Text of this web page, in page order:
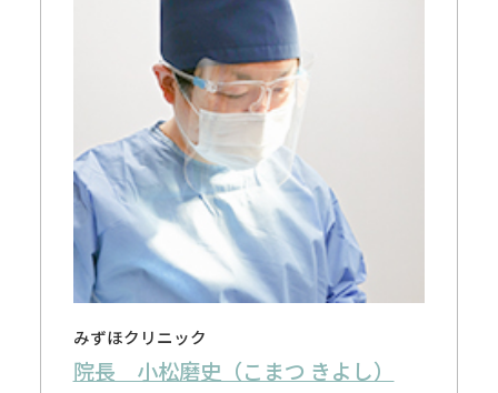
みずほクリニック
院長 小松磨史（こまつ きよし）